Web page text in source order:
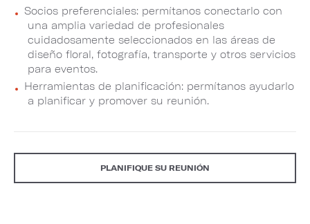
Socios preferenciales: permítanos conectarlo con
una amplia variedad de profesionales
cuidadosamente seleccionados en las áreas de
diseño floral, fotografía, transporte y otros servicios
para eventos.
Herramientas de planificación: permítanos ayudarlo
a planificar y promover su reunión.
PLANIFIQUE SU REUNIÓN